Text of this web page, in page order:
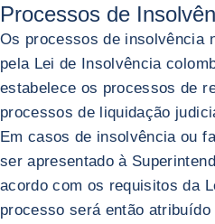
Processos de
Os processos de insolvência
pela Lei de Insolvência
estabelece os processos de
processos de liquidação
Em casos de insolvência ou
ser apresentado à
acordo com os requisitos da
processo será então